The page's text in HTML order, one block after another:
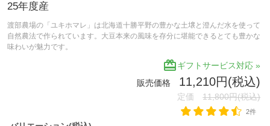
25年度産
渡部農場の「ユキホマレ」は北海道十勝平野の豊かな土壌と澄んだ水を使って
自然農法で作られています。大豆本来の風味を存分に堪能できるとても豊かな
味わいが魅力です。
redeemギフトサービス対応 »
販売価格 11,210円(税込)
定価11,800円(税込)
2件